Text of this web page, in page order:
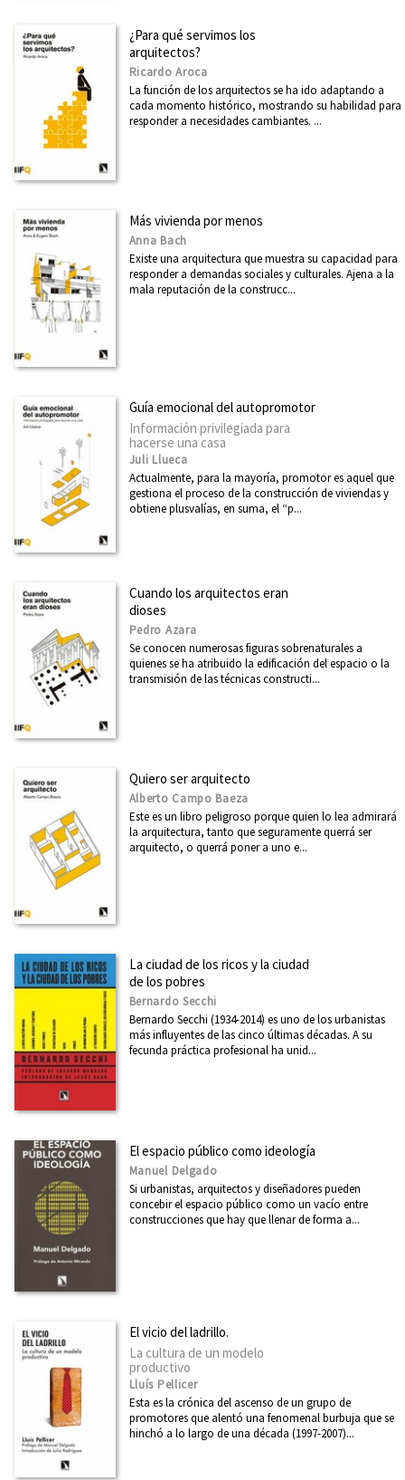
¿Para qué servimos los
arquitectos?
Ricardo Aroca
La función de los arquitectos se ha ido adaptando a
cada momento histórico, mostrando su habilidad para
responder a necesidades cambiantes. ...
Más vivienda por menos
Anna Bach
Existe una arquitectura que muestra su capacidad para
responder a demandas sociales y culturales. Ajena a la
mala reputación de la construcc...
Guía emocional del autopromotor
Información privilegiada para
hacerse una casa
Juli Llueca
Actualmente, para la mayoría, promotor es aquel que
gestiona el proceso de la construcción de viviendas y
obtiene plusvalías, en suma, el “p...
Cuando los arquitectos eran
dioses
Pedro Azara
Se conocen numerosas figuras sobrenaturales a
quienes se ha atribuido la edificación del espacio o la
transmisión de las técnicas constructi...
Quiero ser arquitecto
Alberto Campo Baeza
Este es un libro peligroso porque quien lo lea admirará
la arquitectura, tanto que seguramente querrá ser
arquitecto, o querrá poner a uno e...
La ciudad de los ricos y la ciudad
de los pobres
Bernardo Secchi
Bernardo Secchi (1934-2014) es uno de los urbanistas
más influyentes de las cinco últimas décadas. A su
fecunda práctica profesional ha unid...
El espacio público como ideología
Manuel Delgado
Si urbanistas, arquitectos y diseñadores pueden
concebir el espacio público como un vacío entre
construcciones que hay que llenar de forma a...
El vicio del ladrillo.
La cultura de un modelo
productivo
Lluís Pellicer
Esta es la crónica del ascenso de un grupo de
promotores que alentó una fenomenal burbuja que se
hinchó a lo largo de una década (1997-2007)...